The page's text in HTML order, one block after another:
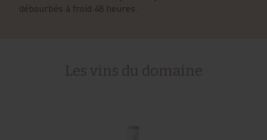
débourbés à froid 48 heures.
Les vins du domaine